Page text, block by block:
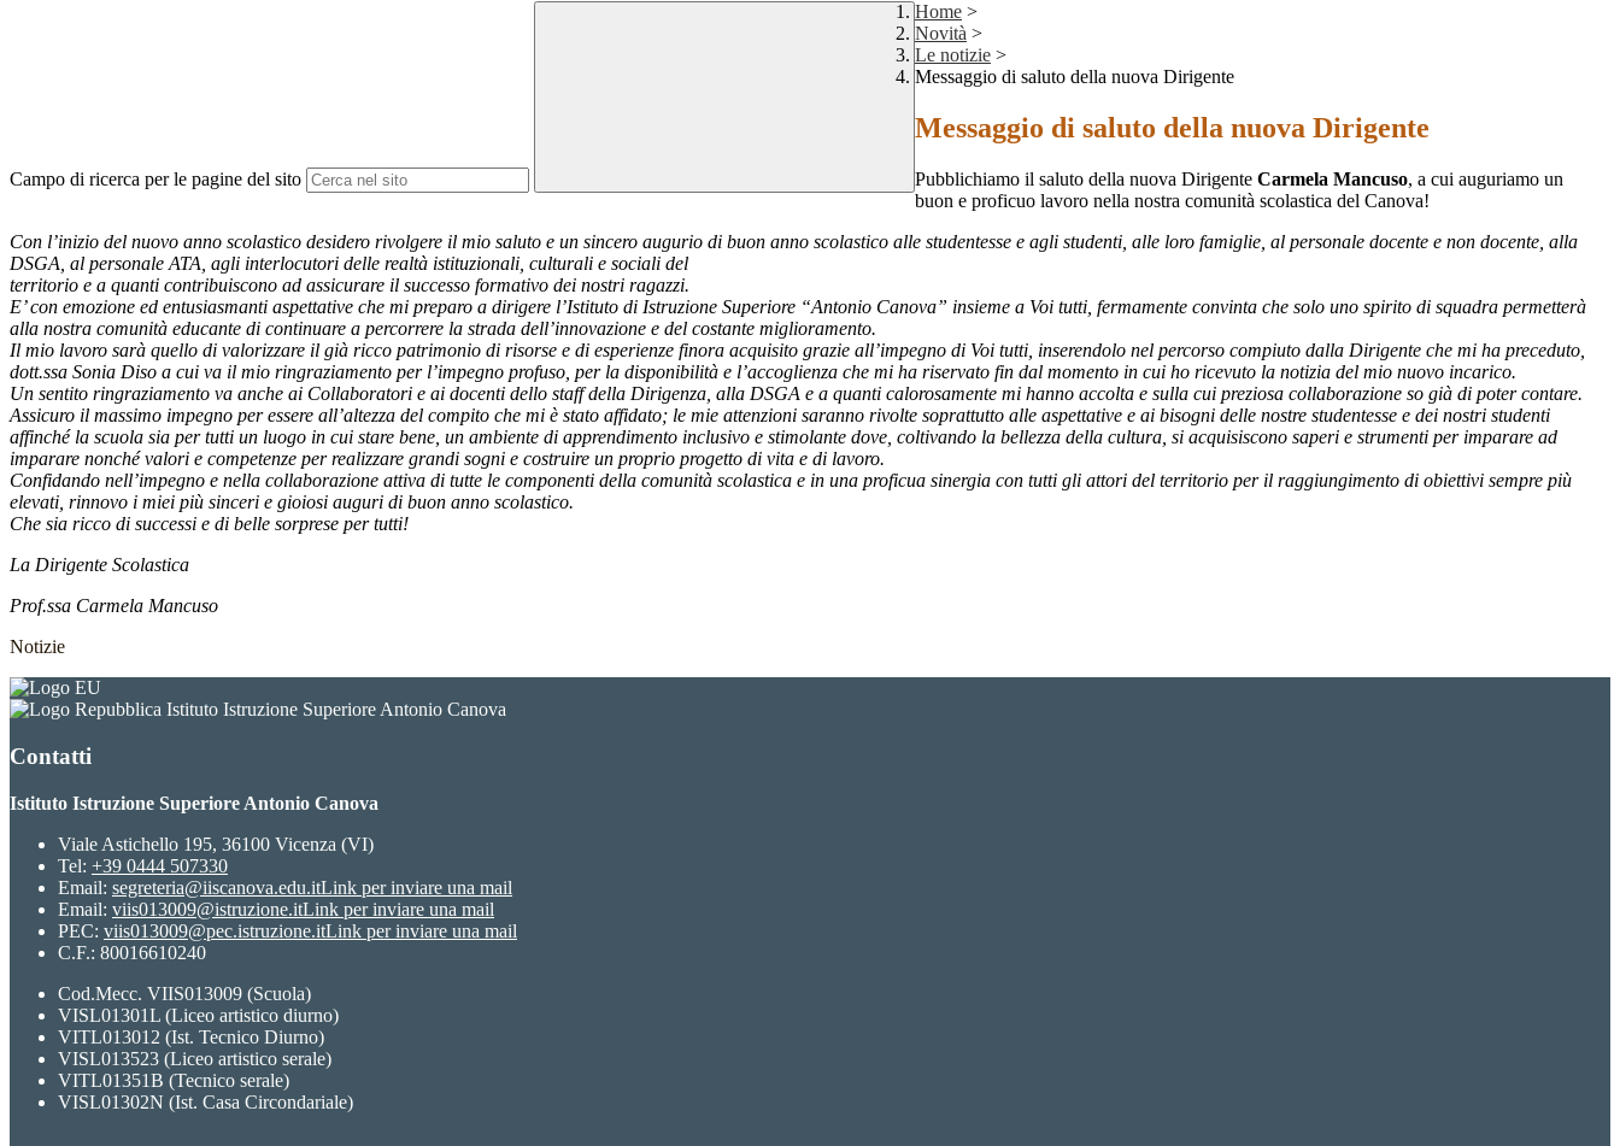
Campo di ricerca per le pagine del sito
Home >
Novità >
Le notizie >
Messaggio di saluto della nuova Dirigente
Messaggio di saluto della nuova Dirigente
Pubblichiamo il saluto della nuova Dirigente Carmela Mancuso, a cui auguriamo un
buon e proficuo lavoro nella nostra comunità scolastica del Canova!
Con l’inizio del nuovo anno scolastico desidero rivolgere il mio saluto e un sincero augurio di buon anno scolastico alle studentesse e agli studenti, alle loro famiglie, al personale docente e non docente, alla
DSGA, al personale ATA, agli interlocutori delle realtà istituzionali, culturali e sociali del
territorio e a quanti contribuiscono ad assicurare il successo formativo dei nostri ragazzi.
E’ con emozione ed entusiasmanti aspettative che mi preparo a dirigere l’Istituto di Istruzione Superiore “Antonio Canova” insieme a Voi tutti, fermamente convinta che solo uno spirito di squadra permetterà
alla nostra comunità educante di continuare a percorrere la strada dell’innovazione e del costante miglioramento.
Il mio lavoro sarà quello di valorizzare il già ricco patrimonio di risorse e di esperienze finora acquisito grazie all’impegno di Voi tutti, inserendolo nel percorso compiuto dalla Dirigente che mi ha preceduto,
dott.ssa Sonia Diso a cui va il mio ringraziamento per l’impegno profuso, per la disponibilità e l’accoglienza che mi ha riservato fin dal momento in cui ho ricevuto la notizia del mio nuovo incarico.
Un sentito ringraziamento va anche ai Collaboratori e ai docenti dello staff della Dirigenza, alla DSGA e a quanti calorosamente mi hanno accolta e sulla cui preziosa collaborazione so già di poter contare.
Assicuro il massimo impegno per essere all’altezza del compito che mi è stato affidato; le mie attenzioni saranno rivolte soprattutto alle aspettative e ai bisogni delle nostre studentesse e dei nostri studenti
affinché la scuola sia per tutti un luogo in cui stare bene, un ambiente di apprendimento inclusivo e stimolante dove, coltivando la bellezza della cultura, si acquisiscono saperi e strumenti per imparare ad
imparare nonché valori e competenze per realizzare grandi sogni e costruire un proprio progetto di vita e di lavoro.
Confidando nell’impegno e nella collaborazione attiva di tutte le componenti della comunità scolastica e in una proficua sinergia con tutti gli attori del territorio per il raggiungimento di obiettivi sempre più
elevati, rinnovo i miei più sinceri e gioiosi auguri di buon anno scolastico.
Che sia ricco di successi e di belle sorprese per tutti!
La Dirigente Scolastica
Prof.ssa Carmela Mancuso
Notizie
Istituto Istruzione Superiore Antonio Canova
Contatti
Istituto Istruzione Superiore Antonio Canova
Viale Astichello 195, 36100 Vicenza (VI)
Tel: +39 0444 507330
Email: segreteria@iiscanova.edu.itLink per inviare una mail
Email: viis013009@istruzione.itLink per inviare una mail
PEC: viis013009@pec.istruzione.itLink per inviare una mail
C.F.: 80016610240
Cod.Mecc. VIIS013009 (Scuola)
VISL01301L (Liceo artistico diurno)
VITL013012 (Ist. Tecnico Diurno)
VISL013523 (Liceo artistico serale)
VITL01351B (Tecnico serale)
VISL01302N (Ist. Casa Circondariale)